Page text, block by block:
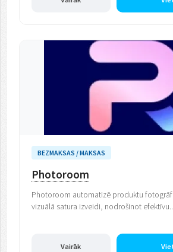
BEZMAKSAS / MAKSAS
Photoroom
Photoroom automatizē produktu
vizuālā satura izveidi, nodrošinot
Vairāk